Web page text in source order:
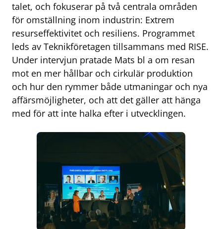
talet, och fokuserar på två centrala områden
för omställning inom industrin: Extrem
resurseffektivitet och resiliens. Programmet
leds av Teknikföretagen tillsammans med RISE.
Under intervjun pratade Mats bl a om resan
mot en mer hållbar och cirkulär produktion
och hur den rymmer både utmaningar och nya
affärsmöjligheter, och att det gäller att hänga
med för att inte halka efter i utvecklingen.